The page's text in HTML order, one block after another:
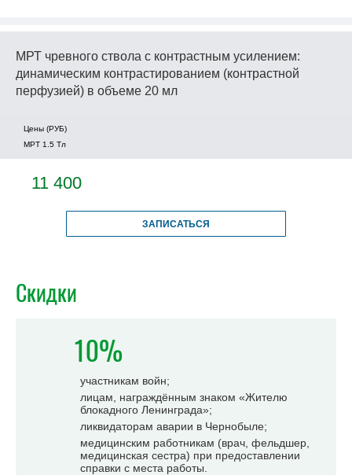
МРТ чревного ствола с контрастным усилением:
динамическим контрастированием (контрастной
перфузией) в объеме 20 мл
Цены (РУБ)
МРТ 1.5 Tл
11 400
ЗАПИСАТЬСЯ
Скидки
10%
участникам войн;
лицам, награждённым знаком «Жителю
блокадного Ленинграда»;
ликвидаторам аварии в Чернобыле;
медицинским работникам (врач, фельдшер,
медицинская сестра) при предоставлении
справки с места работы.